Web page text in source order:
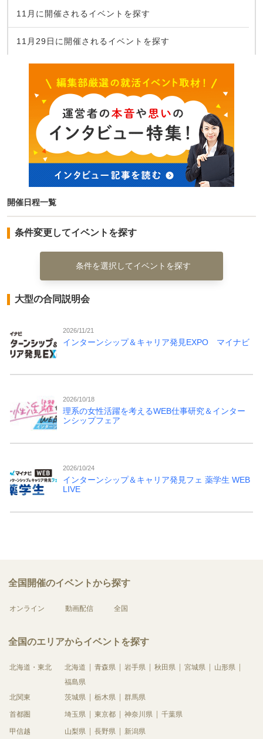
11月に開催されるイベントを探す
11月29日に開催されるイベントを探す
開催日程一覧
条件変更してイベントを探す
条件を選択してイベントを探す
大型の合同説明会
2026/11/21
インターンシップ＆キャリア発見EXPO マイナビ
2026/10/18
理系の女性活躍を考えるWEB仕事研究＆インター
ンシップフェア
2026/10/24
インターンシップ＆キャリア発見フェ 薬学生 WEB
LIVE
全国開催のイベントから探す
オンライン 動画配信 全国
全国のエリアからイベントを探す
北海道・東北 北海道 青森県 岩手県 秋田県 宮城県
山形県
福島県
北関東
茨城県 栃木県 群馬県
首都圏 埼玉県 東京都 神奈川県 千葉県
甲信越 山梨県 長野県 新潟県